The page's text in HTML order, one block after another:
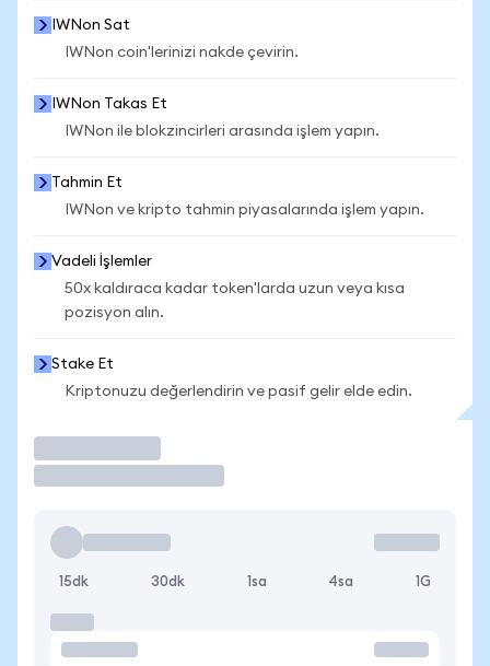
IWNon Sat
IWNon coin'lerinizi nakde çevirin.
IWNon Takas Et
IWNon ile blokzincirleri arasında işlem yapın.
Tahmin Et
IWNon ve kripto tahmin piyasalarında işlem yapın.
Vadeli İşlemler
50x kaldıraca kadar token'larda uzun veya kısa
pozisyon alın.
Stake Et
Kriptonuzu değerlendirin ve pasif gelir elde edin.
15dk 30dk 1sa 4sa 1G